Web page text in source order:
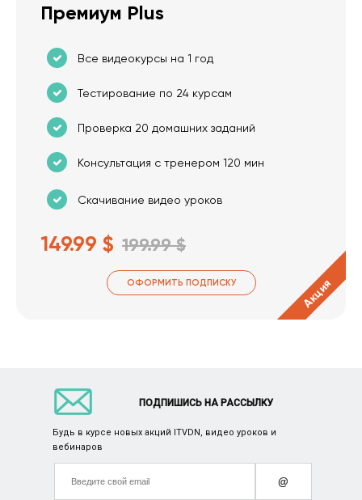
Премиум Plus
Все видеокурсы на 1 год
Тестирование по 24 курсам
Проверка 20 домашних заданий
Консультация с тренером 120 мин
Скачивание видео уроков
149.99 $ 199.99 $
ОФОРМИТЬ ПОДПИСКУ Акция
ПОДПИШИСЬ НА РАССЫЛКУ
Будь в курсе новых акций ITVDN, видео уроков и
вебинаров
@